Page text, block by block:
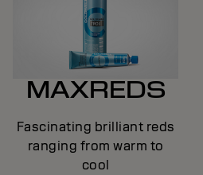
MAXREDS
Fascinating brilliant reds
ranging from warm to
cool